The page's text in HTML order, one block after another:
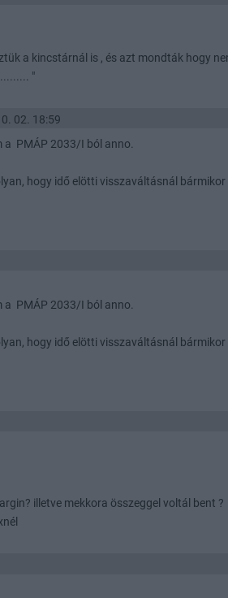
a kincstárnál is , és azt mondták hogy
"
02. 18:59
a PMÁP 2033/I ból anno.
hogy idő elötti visszaváltásnál
a PMÁP 2033/I ból anno.
hogy idő elötti visszaváltásnál
illetve mekkora összeggel voltál bent ?